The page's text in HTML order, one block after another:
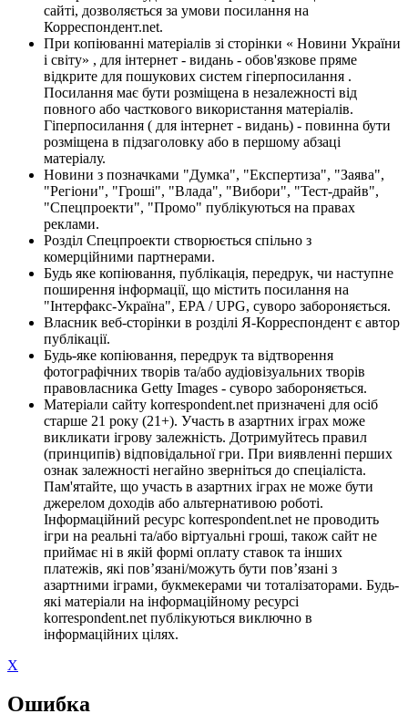
сайті, дозволяється за умови посилання на
Корреспондент.net.
При копіюванні матеріалів зі сторінки « Новини України
і світу» , для інтернет - видань - обов'язкове пряме
відкрите для пошукових систем гіперпосилання .
Посилання має бути розміщена в незалежності від
повного або часткового використання матеріалів.
Гіперпосилання ( для інтернет - видань) - повинна бути
розміщена в підзаголовку або в першому абзаці
матеріалу.
Новини з позначками "Думка", "Експертиза", "Заява",
"Регіони", "Гроші", "Влада", "Вибори", "Тест-драйв",
"Спецпроекти", "Промо" публікуються на правах
реклами.
Розділ Спецпроекти створюється спільно з
комерційними партнерами.
Будь яке копіювання, публікація, передрук, чи наступне
поширення інформації, що містить посилання на
"Інтерфакс-Україна", EPA / UPG, суворо забороняється.
Власник веб-сторінки в розділі Я-Корреспондент є автор
публікації.
Будь-яке копіювання, передрук та відтворення
фотографічних творів та/або аудіовізуальних творів
правовласника Getty Images - суворо забороняється.
Матеріали сайту korrespondent.net призначені для осіб
старше 21 року (21+). Участь в азартних іграх може
викликати ігрову залежність. Дотримуйтесь правил
(принципів) відповідальної гри. При виявленні перших
ознак залежності негайно зверніться до спеціаліста.
Пам'ятайте, що участь в азартних іграх не може бути
джерелом доходів або альтернативою роботі.
Інформаційний ресурс korrespondent.net не проводить
ігри на реальні та/або віртуальні гроші, також сайт не
приймає ні в якій формі оплату ставок та інших
платежів, які пов’язані/можуть бути пов’язані з
азартними іграми, букмекерами чи тоталізаторами. Будь-
які матеріали на інформаційному ресурсі
korrespondent.net публікуються виключно в
інформаційних цілях.
X
Ошибка